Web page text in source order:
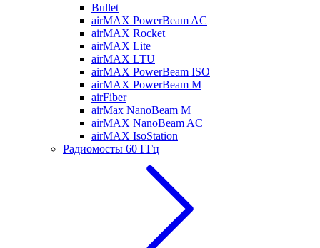
Bullet
airMAX PowerBeam AC
airMAX Rocket
airMAX Lite
airMAX LTU
airMAX PowerBeam ISO
airMAX PowerBeam M
airFiber
airMax NanoBeam M
airMAX NanoBeam AC
airMAX IsoStation
Радиомосты 60 ГГц